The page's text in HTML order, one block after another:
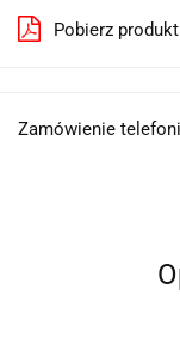
Pobierz
Zamówienie